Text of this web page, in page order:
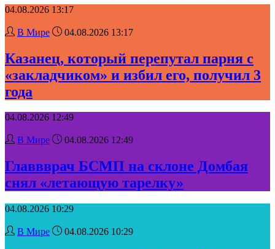
04.08.2026 13:17
В Мире 04.08.2026 13:17
Казанец, который перепутал парня с
«закладчиком» и избил его, получил 3
года
04.08.2026 12:49
В Мире 04.08.2026 12:49
Главвврач БСМП на склоне Домбая
снял «летающую тарелку»
04.08.2026 10:29
В Мире 04.08.2026 10:29